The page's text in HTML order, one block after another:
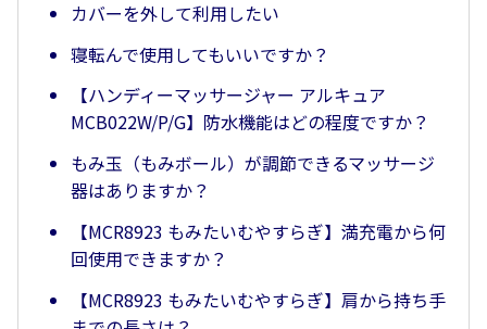
カバーを外して利用したい
寝転んで使用してもいいですか？
【ハンディーマッサージャー アルキュア
MCB022W/P/G】防水機能はどの程度ですか？
もみ玉（もみボール）が調節できるマッサージ
器はありますか？
【MCR8923 もみたいむやすらぎ】満充電から何
回使用できますか？
【MCR8923 もみたいむやすらぎ】肩から持ち手